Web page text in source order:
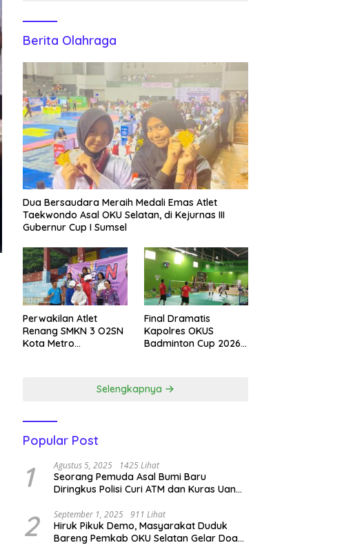
Berita Olahraga
Dua Bersaudara Meraih Medali Emas Atlet
Taekwondo Asal OKU Selatan, di Kejurnas III
Gubernur Cup I Sumsel
Perwakilan Atlet
Renang SMKN 3 O2SN
Kota Metro
Final Dramatis
Kapolres OKUS
Badminton Cup 2026,
Selengkapnya
Popular Post
1 Agustus 5, 2025 1425 Lihat
Seorang Pemuda Asal Bumi Baru
Diringkus Polisi Curi ATM dan Kuras Uang
2 September 1, 2025 911 Lihat
Hiruk Pikuk Demo, Masyarakat Duduk
Bareng Pemkab OKU Selatan Gelar Doa